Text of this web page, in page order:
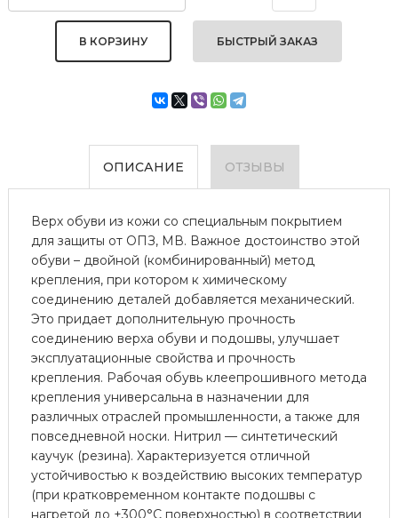
БЫСТРЫЙ ЗАКАЗ
ОПИСАНИЕ ОТЗЫВЫ
Верх обуви из кожи со специальным покрытием
для защиты от ОПЗ, МВ. Важное достоинство этой
обуви – двойной (комбинированный) метод
крепления, при котором к химическому
соединению деталей добавляется механический.
Это придает дополнительную прочность
соединению верха обуви и подошвы, улучшает
эксплуатационные свойства и прочность
крепления. Рабочая обувь клеепрошивного метода
крепления универсальна в назначении для
различных отраслей промышленности, а также для
повседневной носки. Нитрил — синтетический
каучук (резина). Характеризуется отличной
устойчивостью к воздействию высоких температур
(при кратковременном контакте подошвы с
нагретой до +300°С поверхностью) в соответствии